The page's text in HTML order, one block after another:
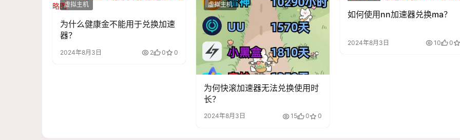
虚拟主机
为什么健康金不能用于兑换加速
器？
2024年8月3日 2 0 0
虚拟主机
为何快滚加速器无法兑换使用时
长？
2024年8月3日 15 0 0
如何使用nn加速器兑换ma？
2024年8月3日 10 0